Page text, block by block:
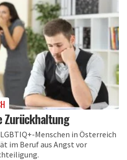
Zurückhaltung
Menschen in Österreich
im Beruf aus Angst vor